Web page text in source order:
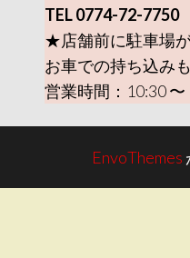
TEL 0774-72-7750
★店舗前に駐車場が
お車での持ち込み
営業時間：10:30
EnvoThemes